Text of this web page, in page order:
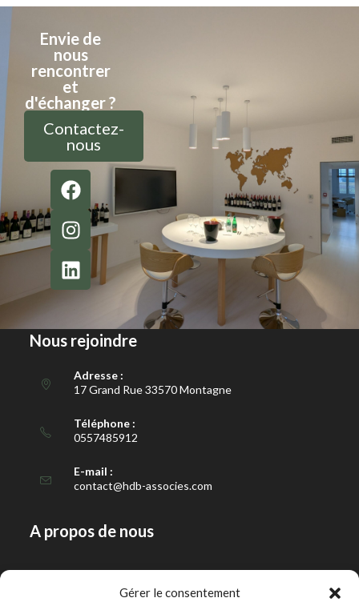
Gérer le consentement
Envie de
nous
rencontrer
et
d'échanger ?
Contactez-
nous
Nous rejoindre
Adresse :
17 Grand Rue 33570 Montagne
Téléphone :
0557485912
E-mail :
contact@hdb-associes.com
A propos de nous
Notre histoire